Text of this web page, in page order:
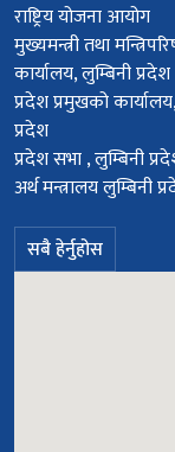
राष्ट्रिय योजना आयोग
मुख्यमन्त्री तथा
कार्यालय, लुम्बिनी प्रदेश
प्रदेश प्रमुखको
प्रदेश
प्रदेश सभा , लुम्बिनी
अर्थ मन्त्रालय लुम्बिनी
सबै हेर्नुहोस